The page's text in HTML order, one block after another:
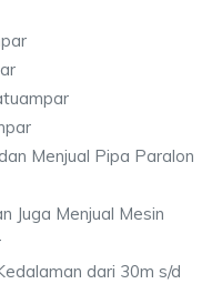
Menjual Pipa Paralon
Juga Menjual Mesin
dari 30m s/d